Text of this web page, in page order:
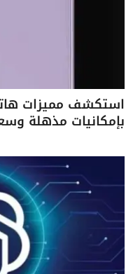
بإمكانيات مذهلة